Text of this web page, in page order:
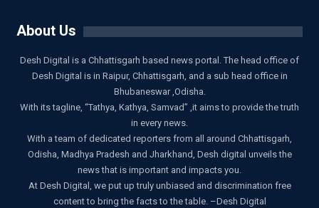
About Us
Desh Digital is a Chhattisgarh based news portal. The head office of
Desh Digital is in Raipur, Chhattisgarh, and a sub head office in
Bhubaneswar ,Odisha.
With its tagline, “Tathya, Kathya, Samvad” ,it aims to provide the truth
in every news.
With a team of dedicated reporters from all around Chhattisgarh,
Odisha, Madhya Pradesh and Jharkhand, Desh digital unveils the
news that is important and impacts you.
At Desh Digital, we put up truly unbiased and discrimination free
content to bring the facts to the table. –Desh Digital